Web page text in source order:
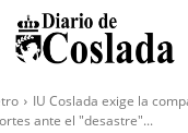
IU Coslada exige la
ante el "desastre"...